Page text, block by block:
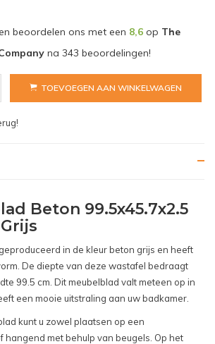
beoordelen ons met een 8,6op The
na 343 beoordelingen!
TOEVOEGEN AAN WINKELWAGEN
€ 150,- (NL)
Beton 99.5x45.7x2.5
in de kleur beton grijs en heeft
De diepte van deze wastafel bedraagt
99.5 cm. Dit meubelblad valt meteen op in
een mooie uitstraling aan uw badkamer.
kunt u zowel plaatsen op een
hangend met behulp van beugels. Op het